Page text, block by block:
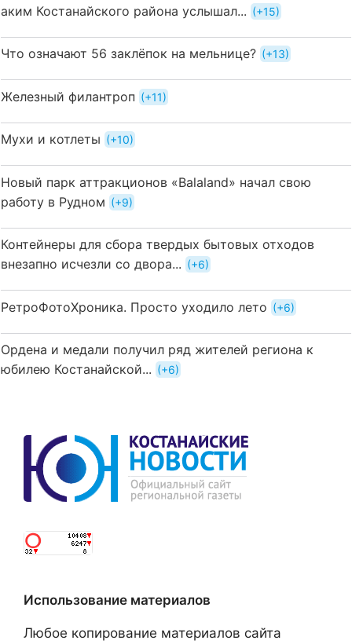
аким Костанайского района услышал...
+15
Что означают 56 заклёпок на мельнице? +13
Железный филантроп +11
Мухи и котлеты +10
Новый парк аттракционов «Balaland» начал свою
работу в Рудном
+9
Контейнеры для сбора твердых бытовых отходов
внезапно исчезли со двора...
+6
РетроФотоХроника. Просто уходило лето +6
Ордена и медали получил ряд жителей региона к
юбилею Костанайской...
+6
Использование материалов
Любое копирование материалов сайта